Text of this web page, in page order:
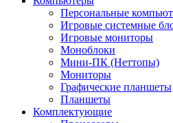
Персональные
Игровые системные
Игровые мониторы
Моноблоки
Мини-ПК (Неттопы)
Мониторы
Графические планшеты
Планшеты
Комплектующие